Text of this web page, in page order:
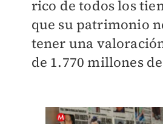
rico de todos los
que su patrimonio
tener una
de 1.770 millones